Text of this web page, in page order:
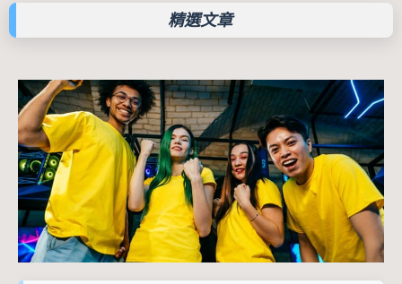
容
精選文章
頁
面
頁
面
頁
面
頁
面
頁
面
頁
面
頁
面
頁
面
頁
面